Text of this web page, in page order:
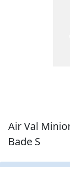
Air Val
Bade S